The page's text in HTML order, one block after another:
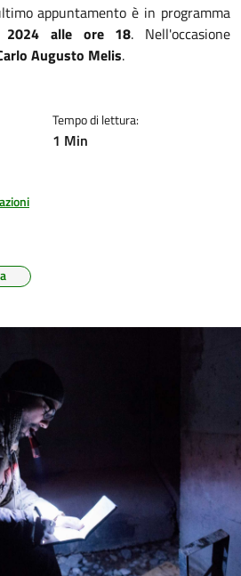
appuntamento è in programma
2024 alle ore 18. Nell'occasione
Augusto Melis.
Tempo di lettura:
1 Min